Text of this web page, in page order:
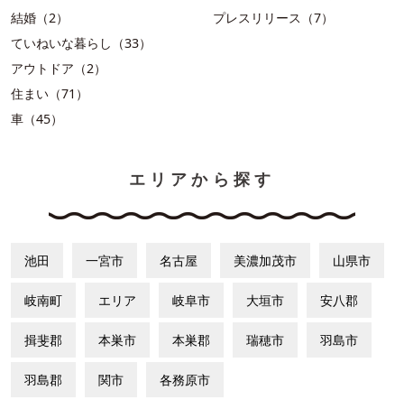
結婚（2）
ていねいな暮らし（33）
アウトドア（2）
住まい（71）
車（45）
プレスリリース（7）
エリアから探す
池田 一宮市 名古屋 美濃加茂市 山県市
岐南町 エリア 岐阜市 大垣市 安八郡
揖斐郡 本巣市 本巣郡 瑞穂市 羽島市
羽島郡 関市 各務原市